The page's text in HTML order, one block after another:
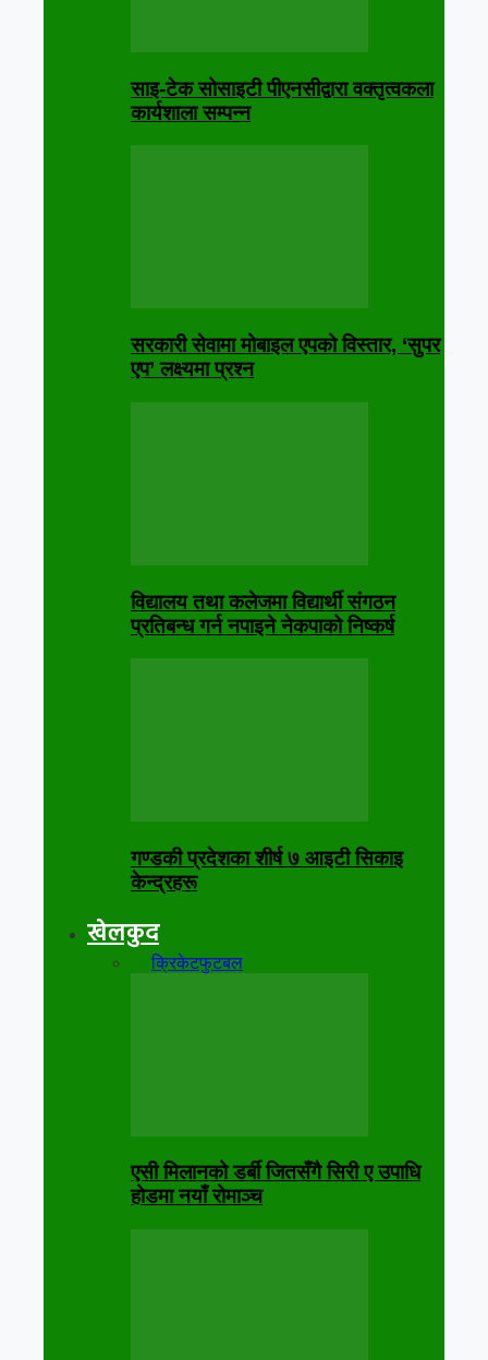
साइ-टेक सोसाइटी पीएनसीद्वारा वक्तृत्वकला
कार्यशाला सम्पन्न
सरकारी सेवामा मोबाइल एपको विस्तार, ‘सुपर
एप’ लक्ष्यमा प्रश्न
विद्यालय तथा कलेजमा विद्यार्थी संगठन
प्रतिबन्ध गर्न नपाइने नेकपाको निष्कर्ष
गण्डकी प्रदेशका शीर्ष ७ आइटी सिकाइ
केन्द्रहरू
खेलकुद
सबैक्रिकेटफुटबल
एसी मिलानको डर्बी जितसँगै सिरी ए उपाधि
होडमा नयाँ रोमाञ्च